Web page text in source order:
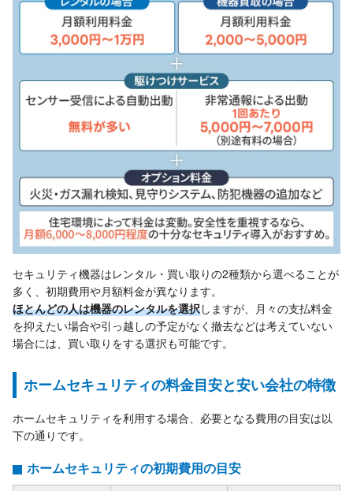
セキュリティ機器はレンタル・買い取りの2種類から選べることが
多く、初期費用や月額料金が異なります。
ほとんどの人は機器のレンタルを選択しますが、月々の支払料金
を抑えたい場合や引っ越しの予定がなく撤去などは考えていない
場合には、買い取りをする選択も可能です。
ホームセキュリティの料金目安と安い会社の特徴
ホームセキュリティを利用する場合、必要となる費用の目安は以
下の通りです。
ホームセキュリティの初期費用の目安